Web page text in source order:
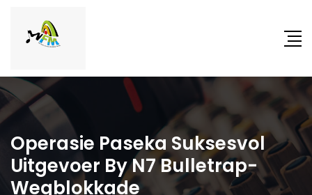
Operasie Paseka Suksesvol
Uitgevoer By N7 Bulletrap-
Wegblokkade